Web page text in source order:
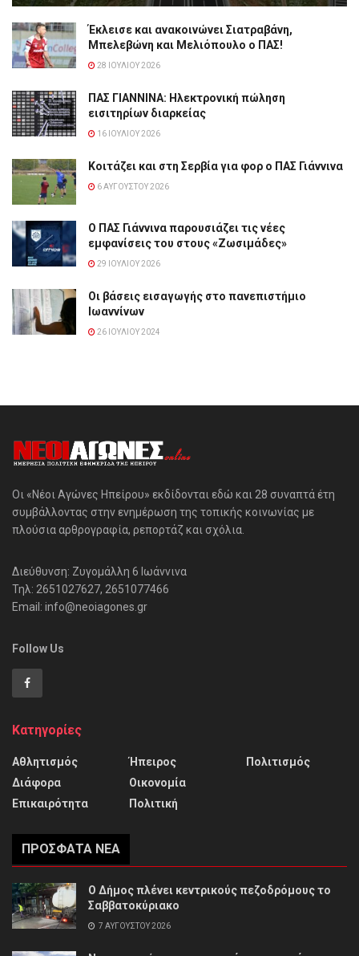
Έκλεισε και ανακοινώνει Σιατραβάνη,
Μπελεβώνη και Μελιόπουλο ο ΠΑΣ!
28 ΙΟΥΛΊΟΥ 2026
ΠΑΣ ΓΙΑΝΝΙΝΑ: Hλεκτρονική πώληση
εισιτηρίων διαρκείας
16 ΙΟΥΛΊΟΥ 2026
Κοιτάζει και στη Σερβία για φορ ο ΠΑΣ Γιάννινα
6 ΑΥΓΟΎΣΤΟΥ 2026
Ο ΠΑΣ Γιάννινα παρουσιάζει τις νέες
εμφανίσεις του στους «Ζωσιμάδες»
29 ΙΟΥΛΊΟΥ 2026
Οι βάσεις εισαγωγής στο πανεπιστήμιο
Ιωαννίνων
26 ΙΟΥΛΊΟΥ 2024
Οι «Νέοι Αγώνες Ηπείρου» εκδίδονται εδώ και 28 συναπτά έτη
συμβάλλοντας στην ενημέρωση της τοπικής κοινωνίας με
πλούσια αρθρογραφία, ρεπορτάζ και σχόλια.
Διεύθυνση: Ζυγομάλλη 6 Ιωάννινα
Τηλ: 2651027627, 2651077466
Email: info@neoiagones.gr
Follow Us
Κατηγορίες
Αθλητισμός
Διάφορα
Επικαιρότητα
Ήπειρος
Οικονομία
Πολιτική
Πολιτισμός
ΠΡΌΣΦΑΤΑ ΝΈΑ
Ο Δήμος πλένει κεντρικούς πεζοδρόμους το
Σαββατοκύριακο
7 ΑΥΓΟΎΣΤΟΥ 2026